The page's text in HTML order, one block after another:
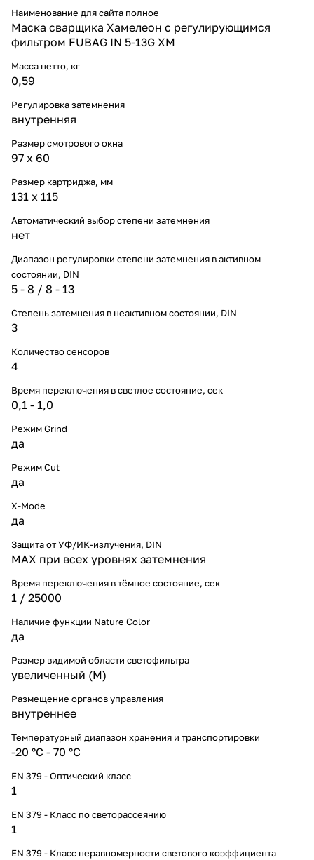
Наименование для сайта полное
Маска сварщика Хамелеон с регулирующимся
фильтром FUBAG IN 5-13G XM
Масса нетто, кг
0,59
Регулировка затемнения
внутренняя
Размер смотрового окна
97 x 60
Размер картриджа, мм
131 х 115
Автоматический выбор степени затемнения
нет
Диапазон регулировки степени затемнения в активном
состоянии, DIN
5 - 8 / 8 - 13
Степень затемнения в неактивном состоянии, DIN
3
Количество сенсоров
4
Время переключения в светлое состояние, сек
0,1 - 1,0
Режим Grind
да
Режим Cut
да
X-Mode
да
Защита от УФ/ИК-излучения, DIN
MAX при всех уровнях затемнения
Время переключения в тёмное состояние, сек
1 / 25000
Наличие функции Nature Color
да
Размер видимой области светофильтра
увеличенный (M)
Размещение органов управления
внутреннее
Температурный диапазон хранения и транспортировки
-20 °С - 70 °С
EN 379 - Оптический класс
1
EN 379 - Класс по светорассеянию
1
EN 379 - Класс неравномерности светового коэффициента